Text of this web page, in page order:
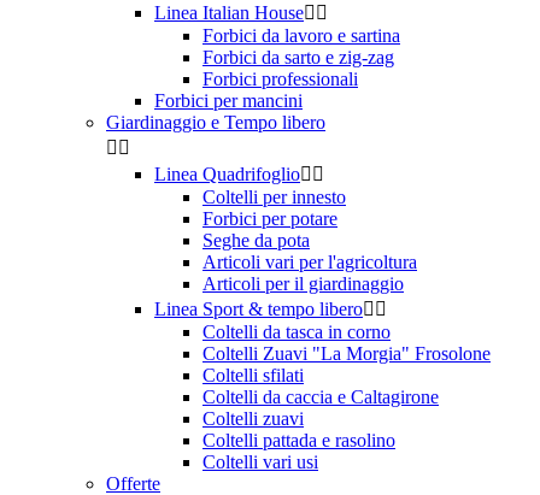
Linea Italian House 
Forbici da lavoro e sartina
Forbici da sarto e zig-zag
Forbici professionali
Forbici per mancini
Giardinaggio e Tempo libero
 
Linea Quadrifoglio 
Coltelli per innesto
Forbici per potare
Seghe da pota
Articoli vari per l'agricoltura
Articoli per il giardinaggio
Linea Sport & tempo libero 
Coltelli da tasca in corno
Coltelli Zuavi "La Morgia" Frosolone
Coltelli sfilati
Coltelli da caccia e Caltagirone
Coltelli zuavi
Coltelli pattada e rasolino
Coltelli vari usi
Offerte